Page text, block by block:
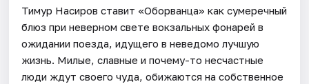
Тимур Насиров ставит «Оборванца» как сумеречный
блюз при неверном свете вокзальных фонарей в
ожидании поезда, идущего в неведомо лучшую
жизнь. Милые, славные и почему-то несчастные
люди ждут своего чуда, обижаются на собственное